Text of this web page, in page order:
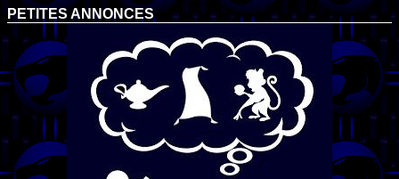
PETITES ANNONCES